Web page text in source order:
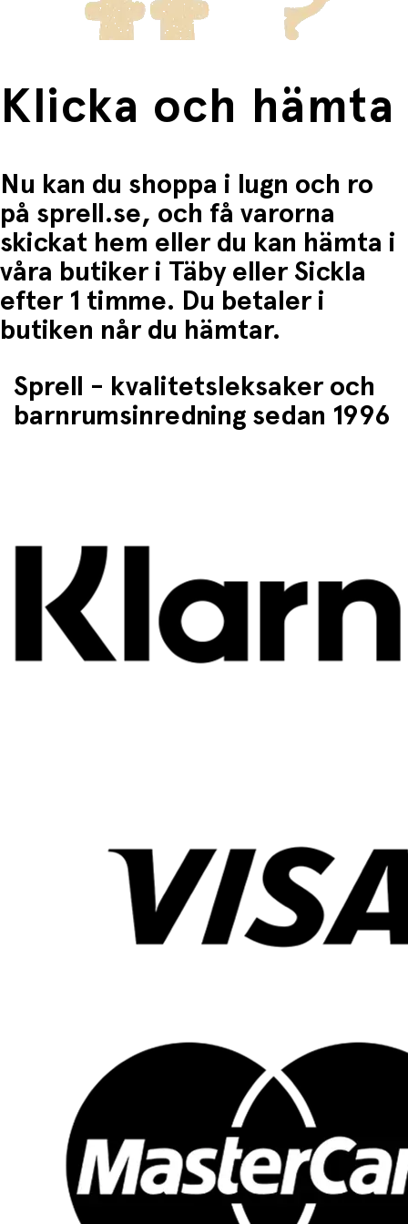
Klicka och hämta
Nu kan du shoppa i lugn och ro
på sprell.se, och få varorna
skickat hem eller du kan hämta i
våra butiker i Täby eller Sickla
efter 1 timme. Du betaler i
butiken når du hämtar.
Sprell - kvalitetsleksaker och
barnrumsinredning sedan 1996